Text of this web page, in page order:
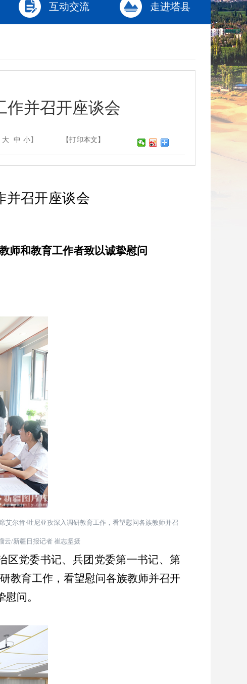
互动交流 走进塔县
作并召开座谈会
大 中 小】 【打印本文】
并召开座谈会
师和教育工作者致以诚挚慰问
艾尔肯·吐尼亚孜深入调研教育工作，看望慰问各族教师并召
云/新疆日报记者 崔志坚摄
区党委书记、兵团党委第一书记、第
教育工作，看望慰问各族教师并召开
问。